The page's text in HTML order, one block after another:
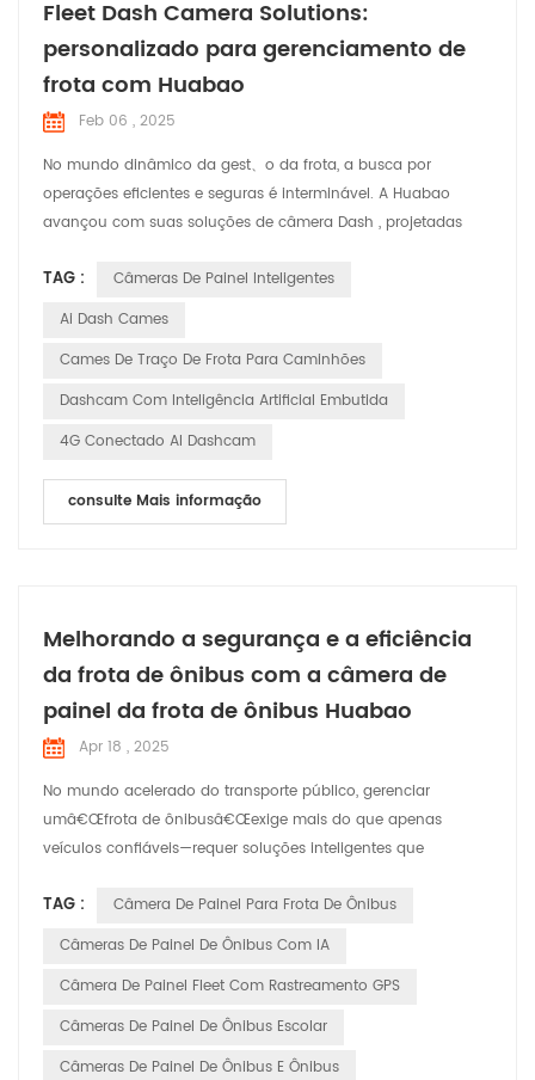
Fleet Dash Camera Solutions:
personalizado para gerenciamento de
frota com Huabao
Feb 06 , 2025
No mundo dinâmico da gest、o da frota, a busca por
operações eficientes e seguras é interminável. A Huabao
avançou com suas soluções de câmera Dash , projetadas
enfrentados pelos gerentes de frota. Vamos explorar como
essas soluções est、o fazendo a diferença em várias
gerentes de frota têm a ...
TAG :
Câmeras De Painel Inteligentes
Ai Dash Cames
Cames De Traço De Frota Para Caminhões
Dashcam Com Inteligência Artificial Embutida
4G Conectado AI Dashcam
consulte Mais informação
Melhorando a segurança e a eficiência
da frota de ônibus com a câmera de
painel da frota de ônibus Huabao
Apr 18 , 2025
No mundo acelerado do transporte público, gerenciar
umâ€Œfrota de ônibusâ€Œexige mais do que apenas
veículos confiáveis—requer soluções inteligentes que
operacional.â€ŒCâmera de painel Huabaoâ€Œ, uma
vanguardaâ€ŒCâmera de painel para frota de ônibusâ€Œ
operadores de transporte monitoram e pro...
TAG :
Câmera De Painel Para Frota De Ônibus
Câmeras De Painel De Ônibus Com IA
Câmera De Painel Fleet Com Rastreamento GPS
Câmeras De Painel De Ônibus Escolar
Câmeras De Painel De Ônibus E Ônibus